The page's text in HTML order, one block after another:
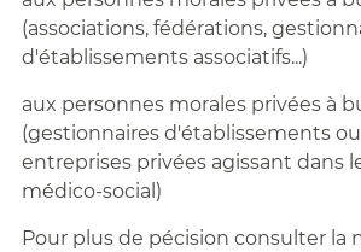
(associations, fédérations,
d'établissements associatifs...)
aux personnes morales privées à
(gestionnaires d'établissements
entreprises privées agissant dans
médico-social)
Pour plus de pécision consulter la